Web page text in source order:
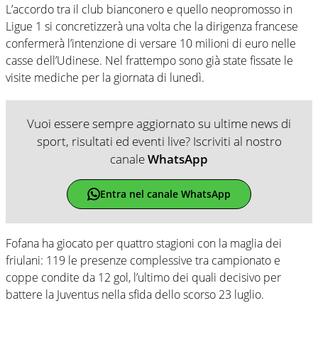
L’accordo tra il club bianconero e quello neopromosso in
Ligue 1 si concretizzerà una volta che la dirigenza francese
confermerà l’intenzione di versare 10 milioni di euro nelle
casse dell’Udinese. Nel frattempo sono già state fissate le
visite mediche per la giornata di lunedì.
Vuoi essere sempre aggiornato su ultime news di
sport, risultati ed eventi live? Iscriviti al nostro
canaleWhatsApp
Entra nel canale WhatsApp
Fofana ha giocato per quattro stagioni con la maglia dei
friulani: 119 le presenze complessive tra campionato e
coppe condite da 12 gol, l’ultimo dei quali decisivo per
battere la Juventus nella sfida dello scorso 23 luglio.